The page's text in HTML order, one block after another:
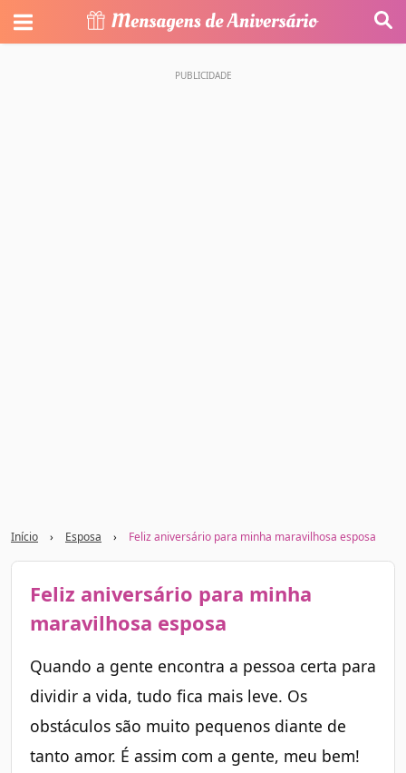
Início › Esposa › Feliz aniversário para minha maravilhosa esposa
Feliz aniversário para minha
maravilhosa esposa
Quando a gente encontra a pessoa certa para
dividir a vida, tudo fica mais leve. Os
obstáculos são muito pequenos diante de
tanto amor. É assim com a gente, meu bem!